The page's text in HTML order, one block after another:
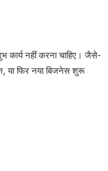
कार्य नहीं करना चाहिए। जैसे-
या फिर नया बिजनेस शुरू